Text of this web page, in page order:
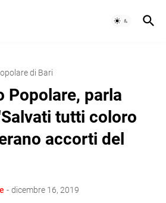
di Bari
Popolare, parla
tutti coloro
accorti del
- dicembre 16, 2019